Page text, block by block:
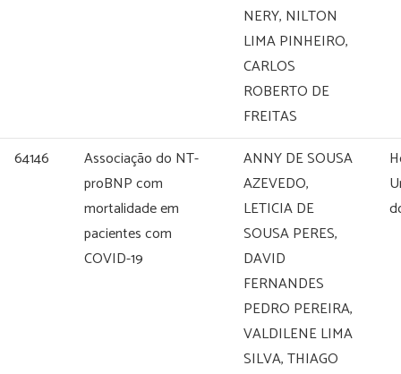
NERY, NILTON
LIMA PINHEIRO,
CARLOS
ROBERTO DE
FREITAS
64146
Associação do NT-
proBNP com
mortalidade em
pacientes com
COVID-19
ANNY DE SOUSA
AZEVEDO,
LETICIA DE
SOUSA PERES,
DAVID
FERNANDES
PEDRO PEREIRA,
VALDILENE LIMA
SILVA, THIAGO